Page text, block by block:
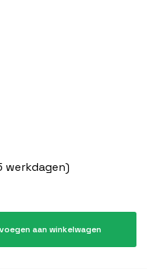
werkdagen)
aan winkelwagen